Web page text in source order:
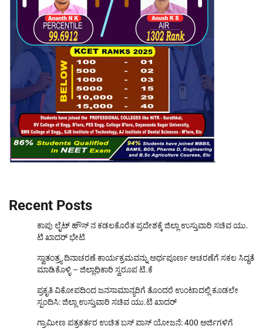
Recent Posts
ಕಾಪು ಲೈಟ್ ಹೌಸ್ ನ ಕಡಲಕೊರೆತ ಪ್ರದೇಶಕ್ಕೆ ಜಿಲ್ಲಾ ಉಸ್ತುವಾರಿ ಸಚಿವ ಯು.
ಟಿ ಖಾದರ್ ಭೇಟಿ
ಸ್ವಾತಂತ್ರ್ಯ ದಿನಾಚರಣೆ ಕಾರ್ಯಕ್ರಮವನ್ನು ಅರ್ಥಪೂರ್ಣ ಆಚರಣೆಗೆ ಸಕಲ ಸಿದ್ಧತೆ
ಮಾಡಿಕೊಳ್ಳಿ – ಜಿಲ್ಲಾಧಿಕಾರಿ ಸ್ವರೂಪ ಟಿ.ಕೆ
ಪ್ರಕೃತಿ ವಿಕೋಪದಿಂದ ಜನಸಾಮಾನ್ಯರಿಗೆ ತೊಂದರೆ ಉಂಟಾದಲ್ಲಿ ಕೂಡಲೇ
ಸ್ಪಂದಿಸಿ: ಜಿಲ್ಲಾ ಉಸ್ತುವಾರಿ ಸಚಿವ ಯು.ಟಿ ಖಾದರ್
ಗ್ರಾಮೀಣ ಪತ್ರಕರ್ತರ ಉಚಿತ ಬಸ್ ಪಾಸ್ ಯೋಜನೆ: 400 ಅರ್ಜಿಗಳಿಗೆ